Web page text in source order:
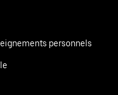
personnels